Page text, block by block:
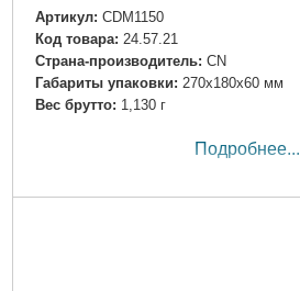
Артикул: CDM1150
Код товара: 24.57.21
Страна-производитель: CN
Габариты упаковки: 270x180x60 мм
Вес брутто: 1,130 г
Подробнее...